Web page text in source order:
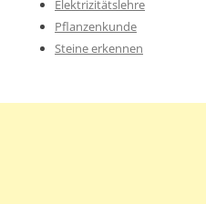
Elektrizitätslehre
Pflanzenkunde
Steine erkennen